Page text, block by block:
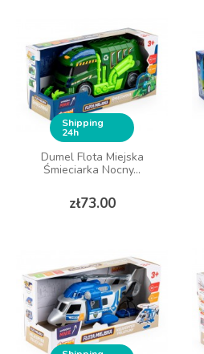
Shipping
24h
Dumel Flota Miejska
Śmieciarka Nocny...
zł73.00
Price